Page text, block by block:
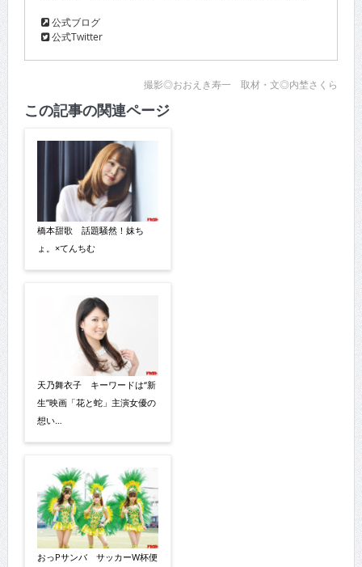
公式ブログ
公式Twitter
撮影◎おおえき寿一 取材・文◎内埜さくら
この記事の関連ページ
橋本甜歌 話題騒然！妹ち
ょ。×てんちむ
天乃舞衣子 キーワードは“新
生”映画「花と蛇」主演女優の
想い…
おっPサンバ サッカーW杯便